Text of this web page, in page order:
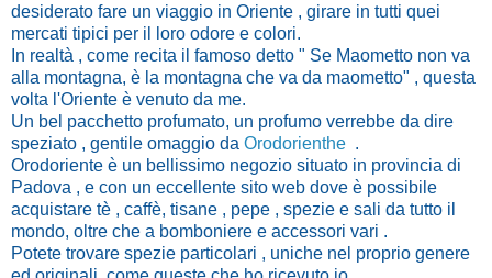
desiderato fare un viaggio in Oriente , girare in tutti quei
mercati tipici per il loro odore e colori.
In realtà , come recita il famoso detto " Se Maometto non va
alla montagna, è la montagna che va da maometto" , questa
volta l'Oriente è venuto da me.
Un bel pacchetto profumato, un profumo verrebbe da dire
speziato , gentile omaggio da Orodorienthe .
Orodoriente è un bellissimo negozio situato in provincia di
Padova , e con un eccellente sito web dove è possibile
acquistare tè , caffè, tisane , pepe , spezie e sali da tutto il
mondo, oltre che a bomboniere e accessori vari .
Potete trovare spezie particolari , uniche nel proprio genere